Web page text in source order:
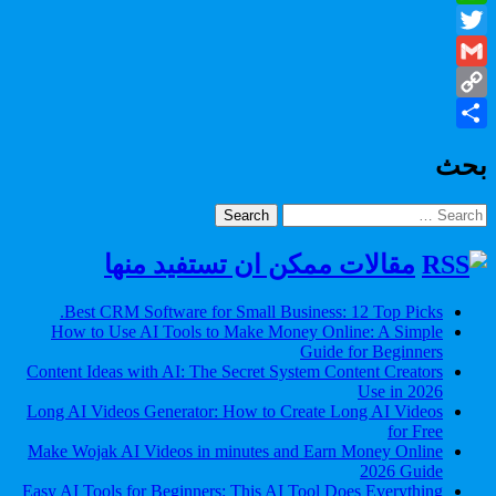
WhatsApp
Twitter
Gmail
Copy
بحث
Search
for:
مقالات ممكن ان تستفيد منها
Best CRM Software for Small Business: 12 Top Picks.
How to Use AI Tools to Make Money Online: A Simple
Guide for Beginners
Content Ideas with AI: The Secret System Content Creators
Use in 2026
Long AI Videos Generator: How to Create Long AI Videos
for Free
Make Wojak AI Videos in minutes and Earn Money Online
2026 Guide
Easy AI Tools for Beginners: This AI Tool Does Everything